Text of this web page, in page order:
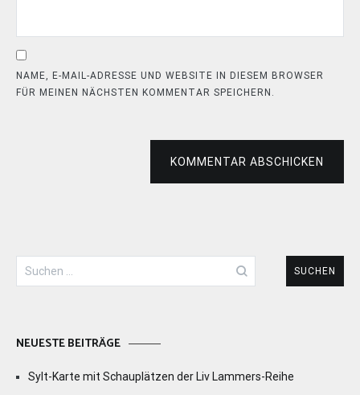
NAME, E-MAIL-ADRESSE UND WEBSITE IN DIESEM BROWSER
FÜR MEINEN NÄCHSTEN KOMMENTAR SPEICHERN.
KOMMENTAR ABSCHICKEN
Suchen
nach:
NEUESTE BEITRÄGE
Sylt-Karte mit Schauplätzen der Liv Lammers-Reihe